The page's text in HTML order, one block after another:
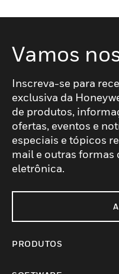
Vamos
Inscreva-se para
exclusiva da
de produtos,
ofertas, eventos e
especiais e tópicos
mail e outras formas
eletrônica.
PRODUTOS